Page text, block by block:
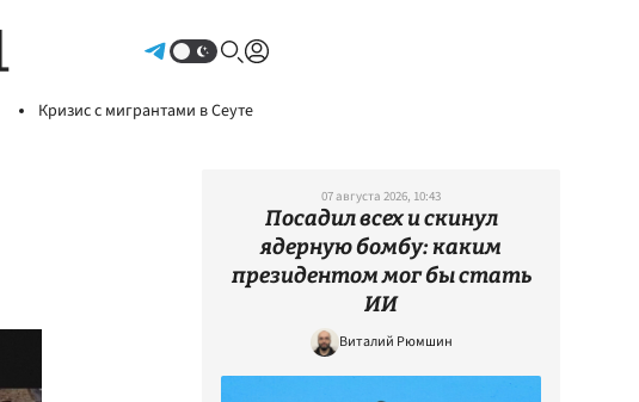
Кризис с мигрантами в Сеуте
07 августа 2026, 10:43
Посадил всех и скинул
ядерную бомбу: каким
президентом мог бы стать
ИИ
Виталий Рюмшин